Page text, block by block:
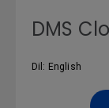
DMS
Dil: English